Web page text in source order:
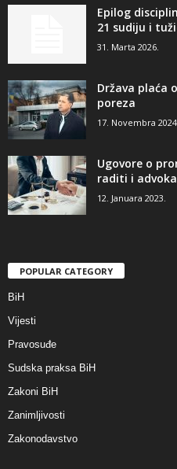
Epilog
21 sudiju i
31. Marta 2026.
Država plaća
poreza
17. Novembra 2024.
Ugovore o
raditi i
12. Januara 2023.
POPULAR CATEGORY
BiH
Vijesti
Pravosuđe
Sudska praksa BiH
Zakoni BiH
Zanimljivosti
Zakonodavstvo